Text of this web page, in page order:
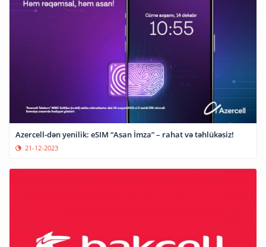
Azercell-dən yenilik: eSIM “Asan İmza” – rahat və təhlükəsiz!
21-12-2023